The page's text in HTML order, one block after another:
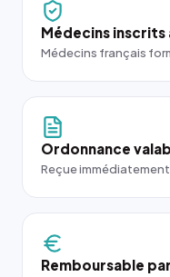
Médecins
Médecins français
Ordonnance
Reçue
Remboursable